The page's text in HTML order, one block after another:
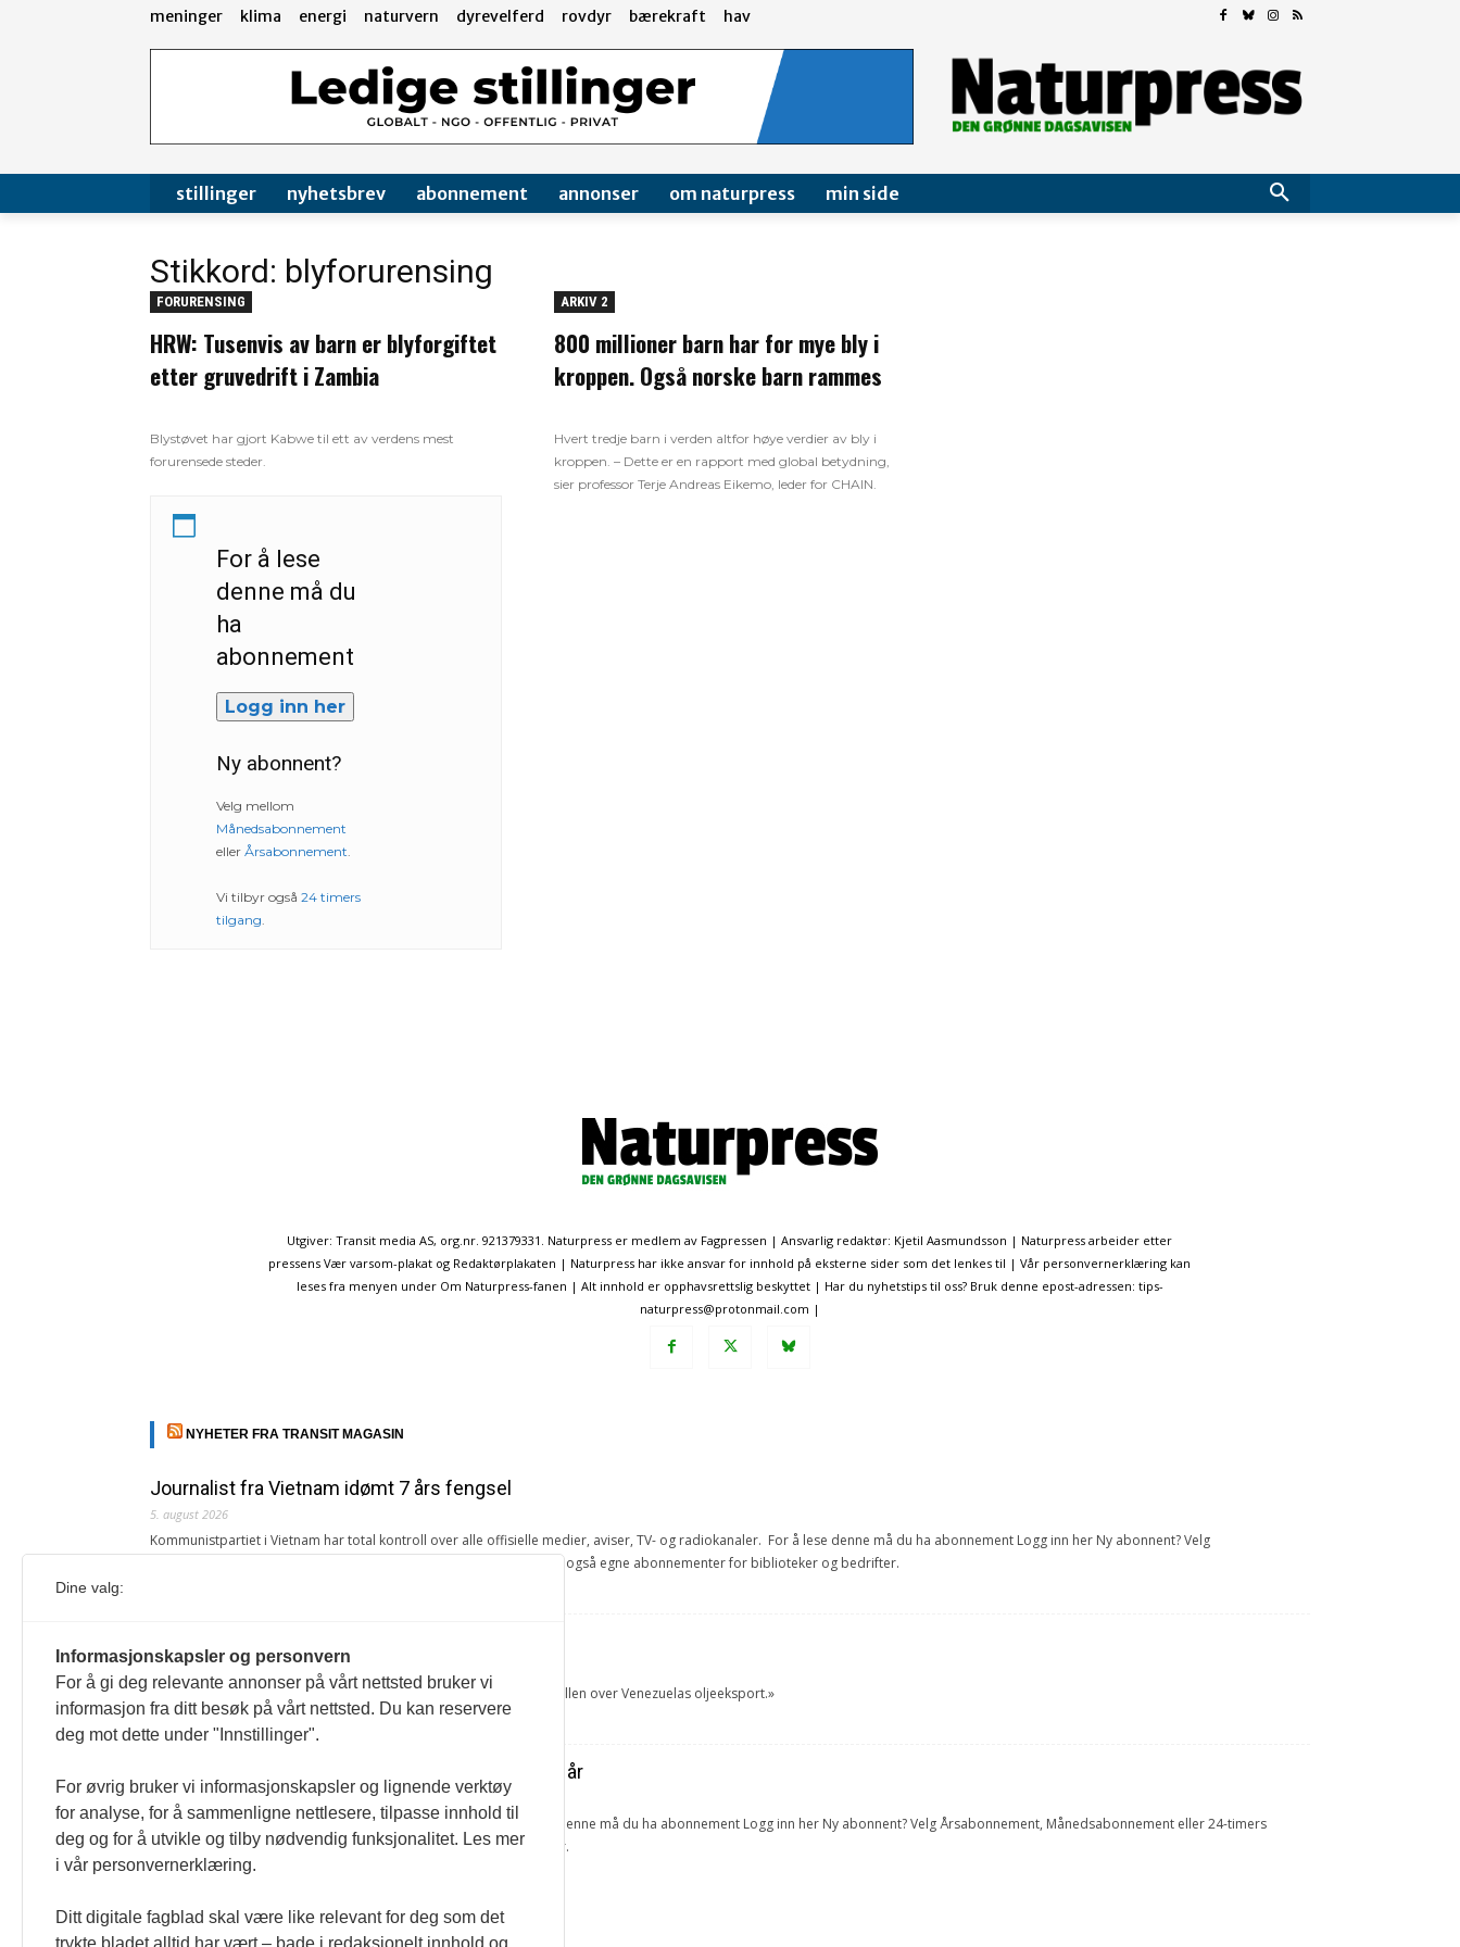
meninger klima energi naturvern dyrevelferd rovdyr bærekraft hav
stillinger nyhetsbrev abonnement annonser om naturpress min side
Stikkord: blyforurensing
FORURENSING
HRW: Tusenvis av barn er blyforgiftet
etter gruvedrift i Zambia
Blystøvet har gjort Kabwe til ett av verdens mest
forurensede steder.
For å lese
denne må du
ha
abonnement
Logg inn her
Ny abonnent?
Velg mellom
Månedsabonnement
eller Årsabonnement.
Vi tilbyr også 24 timers
tilgang.
ARKIV 2
800 millioner barn har for mye bly i
kroppen. Også norske barn rammes
Hvert tredje barn i verden altfor høye verdier av bly i
kroppen. – Dette er en rapport med global betydning,
sier professor Terje Andreas Eikemo, leder for CHAIN.
Utgiver: Transit media AS, org.nr. 921379331. Naturpress er medlem av Fagpressen | Ansvarlig redaktør: Kjetil Aasmundsson | Naturpress arbeider etter
pressens Vær varsom-plakat og Redaktørplakaten | Naturpress har ikke ansvar for innhold på eksterne sider som det lenkes til | Vår personvernerklæring kan
leses fra menyen under Om Naturpress-fanen | Alt innhold er opphavsrettslig beskyttet | Har du nyhetstips til oss? Bruk denne epost-adressen: tips-
naturpress@protonmail.com |
NYHETER FRA TRANSIT MAGASIN
Journalist fra Vietnam idømt 7 års fengsel
5. august 2026
Kommunistpartiet i Vietnam har total kontroll over alle offisielle medier, aviser, TV- og radiokanaler. For å lese denne må du ha abonnement Logg inn her Ny abonnent? Velg
Årsabonnement, Månedsabonnement eller 24-timers tilgang. Vi har også egne abonnementer for biblioteker og bedrifter.
4. august 2026
« Etter at Maduro ble tatt til fange i januar 2026, overtok USA kontrollen over Venezuelas oljeeksport.»
Sonia Zapata, jurist
117,8 millioner er på flukt, en nedgang fra forrige år
1. august 2026
Ville ha tilsvart verdens trettende største land i folketall. For å lese denne må du ha abonnement Logg inn her Ny abonnent? Velg Årsabonnement, Månedsabonnement eller 24-timers
tilgang. Vi har også egne abonnementer for biblioteker og bedrifter.
Redaksjonen
Dine valg:
Informasjonskapsler og personvern
For å gi deg relevante annonser på vårt nettsted bruker vi
informasjon fra ditt besøk på vårt nettsted. Du kan reservere
deg mot dette under "Innstillinger".
For øvrig bruker vi informasjonskapsler og lignende verktøy
for analyse, for å sammenligne nettlesere, tilpasse innhold til
deg og for å utvikle og tilby nødvendig funksjonalitet. Les mer
i vår personvernerklæring.
Ditt digitale fagblad skal være like relevant for deg som det
trykte bladet alltid har vært – bade i redaksjonelt innhold og